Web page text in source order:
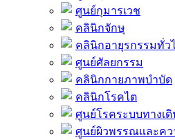
ศูนย์กุมารเวช
คลินิกจักษุ
คลินิกอายุรกรรมทั่ว
ศูนย์ศัลยกรรม
คลินิกกายภาพบำบัด
คลินิกโรคไต
ศูนย์โรคระบบทางเ
ศูนย์ผิวพรรณและคว